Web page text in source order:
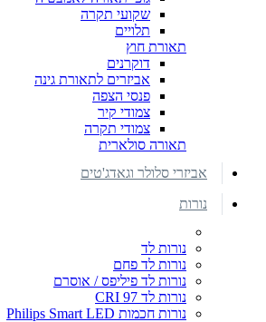
שקועי תקרה
תלויים
תאורת חוץ
דוקרנים
אביזרים לתאורת גינה
פנסי הצפה
צמודי קיר
צמודי תקרה
תאורה סולארית
אביזרי סלולר וגאדג'טים
נורות
נורות לד
נורות לד פחם
נורות לד פיליפס / אוסרם
נורות לד CRI 97
נורות חכמות Philips Smart LED